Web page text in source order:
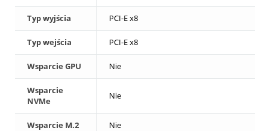
Typ wyjścia PCI-E x8
Typ wejścia PCI-E x8
Wsparcie GPU Nie
Wsparcie
NVMe
Nie
Wsparcie M.2 Nie